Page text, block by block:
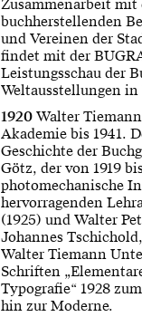
Zusammenarbeit mit
buchherstellenden
und Vereinen der
findet mit der
Leistungsschau der
Weltausstellungen
1920Walter
Akademie bis 1941.
Geschichte der
Götz, der von 1919
photomechanische
hervorragenden
(1925) und Walter
Johannes
Walter Tiemann
Schriften
Typografie“ 1928
hin zur Moderne.